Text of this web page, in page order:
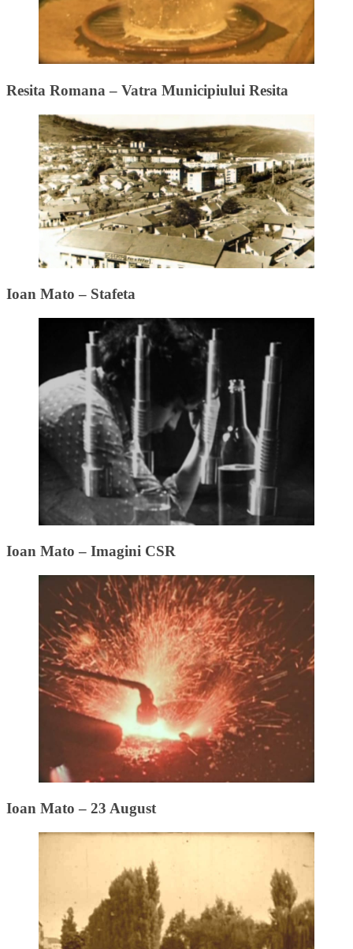
Resita Romana – Vatra Municipiului Resita
Ioan Mato – Stafeta
Ioan Mato – Imagini CSR
Ioan Mato – 23 August